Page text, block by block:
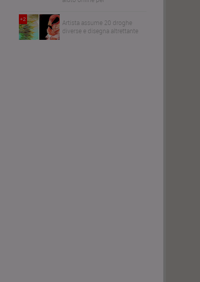
Artista assume 20 droghe
diverse e disegna altrettante
+2